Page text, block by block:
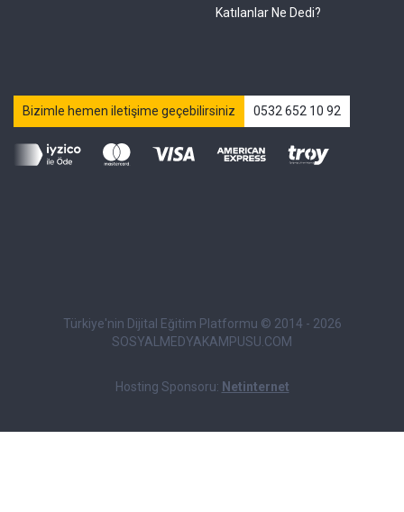
Katılanlar Ne Dedi?
Bizimle hemen iletişime geçebilirsiniz 0532 652 10 92
Türkiye'nin Dijital Eğitim Platformu © 2014 - 2026
SOSYALMEDYAKAMPUSU.COM
Hosting Sponsoru: Netinternet